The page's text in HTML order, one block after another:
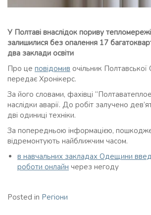
У Полтаві внаслідок пориву
залишилися без опалення 17
два заклади освіти
Про це повідомив очільник
передає Хронікерс.
За його словами, фахівці
наслідки аварії. До робіт залучено
дві одиниці техніки.
За попередньою інформацією,
відремонтують найближчим часом.
в навчальних закладах Одещини
роботи онлайн через негоду
Posted in Регіони